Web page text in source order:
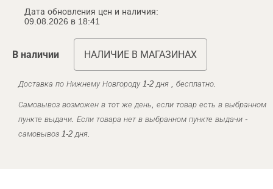
Дата обновления цен и наличия:
09.08.2026 в 18:41
В наличии НАЛИЧИЕ В МАГАЗИНАХ
Доставка по Нижнему Новгороду 1-2 дня , бесплатно.
Самовывоз возможен в тот же день, если товар есть в выбранном
пункте выдачи. Если товара нет в выбранном пункте выдачи -
самовывоз 1-2 дня.